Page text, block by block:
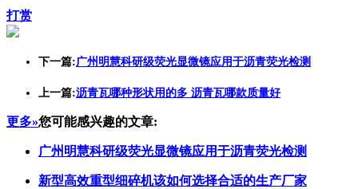
打赏
下一篇:广州明慧科研级荧光显微镜应用于沥青荧光检测
上一篇:沥青瓦哪种形状用的多 沥青瓦哪款质量好
更多»您可能感兴趣的文章:
广州明慧科研级荧光显微镜应用于沥青荧光检测
新型高效重型细碎机该如何选择合适的生产厂家